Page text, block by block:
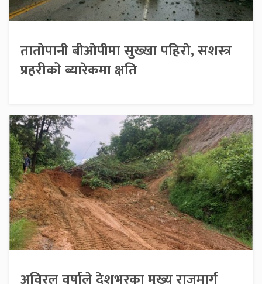
तातोपानी बीओपीमा सुख्खा पहिरो, सशस्त्र
प्रहरीको ब्यारेकमा क्षति